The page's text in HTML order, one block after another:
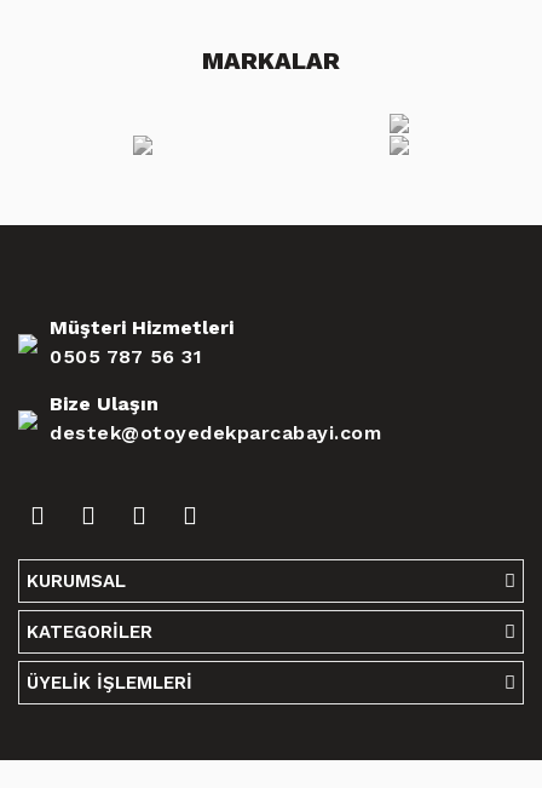
MARKALAR
Müşteri Hizmetleri
0505 787 56 31
Bize Ulaşın
destek@otoyedekparcabayi.com
KURUMSAL
KATEGORİLER
ÜYELİK İŞLEMLERİ